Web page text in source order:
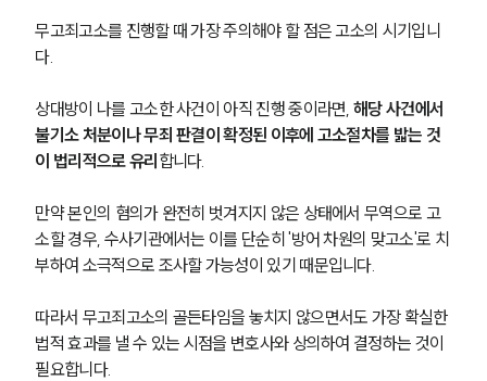
무고죄고소를 진행할 때 가장 주의해야 할 점은 고소의 시기입니
다.
상대방이 나를 고소한 사건이 아직 진행 중이라면, 해당 사건에서
불기소 처분이나 무죄 판결이 확정된 이후에 고소절차를 밟는 것
이 법리적으로 유리 합니다.
만약 본인의 혐의가 완전히 벗겨지지 않은 상태에서 무역으로 고
소할 경우, 수사기관에서는 이를 단순히 '방어 차원의 맞고소'로 치
부하여 소극적으로 조사할 가능성이 있기 때문입니다.
따라서 무고죄고소의 골든타임을 놓치지 않으면서도 가장 확실한
법적 효과를 낼 수 있는 시점을 변호사와 상의하여 결정하는 것이
필요합니다.